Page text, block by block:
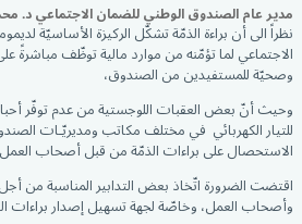
مدير عام الصندوق الوطني للضمان الاجتماعي د.
نظراً الى أن براءة الذمّة تشكّل الركيزة الأساسيّة
الاجتماعي لما تؤمّنه من موارد مالية توظّف مباشرةً
وصحيّة للمستفيدين من الصندوق،
وحيث أنّ بعض العقبات اللوجستية من عدم توفّر
للتيار الكهربائي في مختلف مكاتب ومديريّـات
الاستحصال على براءات الذمّة من قبل أصحاب
اقتضت الضرورة اتّخاذ بعض التدابير المناسبة من
وأصحاب العمل، وخاصّة لجهة تسهيل إصدار براءات